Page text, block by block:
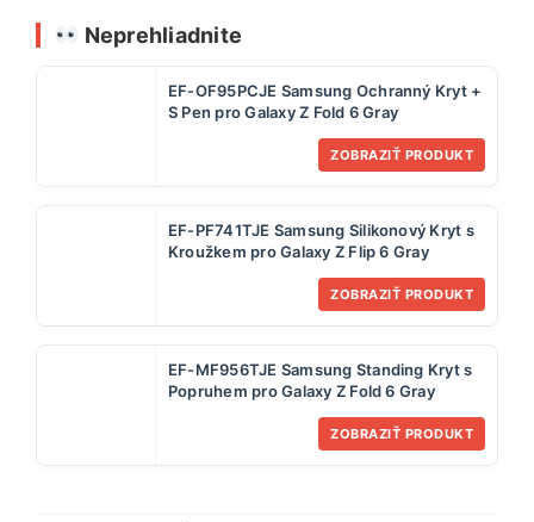
Neprehliadnite
EF-OF95PCJE Samsung Ochranný Kryt +
S Pen pro Galaxy Z Fold 6 Gray
ZOBRAZIŤ PRODUKT
EF-PF741TJE Samsung Silikonový Kryt s
Kroužkem pro Galaxy Z Flip 6 Gray
ZOBRAZIŤ PRODUKT
EF-MF956TJE Samsung Standing Kryt s
Popruhem pro Galaxy Z Fold 6 Gray
ZOBRAZIŤ PRODUKT